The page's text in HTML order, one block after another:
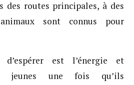
des routes principales, à des
sont connus pour
est l’énergie et
jeunes une fois qu’ils